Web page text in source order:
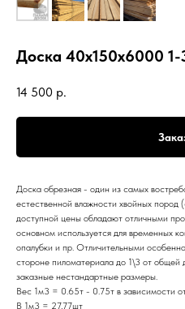
Доска 40х150х6000 1-
14 500 р.
Доска обрезная - один из самых
естественной влажности хвойных
доступной цены обладают отличными
основном используется для временных
опалубки и пр. Отличительными
стороне пиломатериала до 1\3 от общей
заказные нестандартные размеры.
Вес 1м3 = 0.65т - 0.75т в зависимости
В 1м3 = 27,77шт